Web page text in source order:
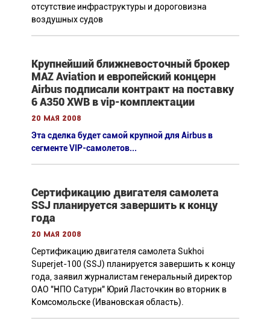
отсутствие инфраструктуры и дороговизна
воздушных судов
Крупнейший ближневосточный брокер
MAZ Aviation и европейский концерн
Airbus подписали контракт на поставку
6 А350 XWB в vip-комплектации
20 мая 2008
Эта сделка будет самой крупной для Airbus в
сегменте VIP-самолетов...
Сертификацию двигателя самолета
SSJ планируется завершить к концу
года
20 мая 2008
Сертификацию двигателя самолета Sukhoi
Superjet-100 (SSJ) планируется завершить к концу
года, заявил журналистам генеральный директор
ОАО "НПО Сатурн" Юрий Ласточкин во вторник в
Комсомольске (Ивановская область).